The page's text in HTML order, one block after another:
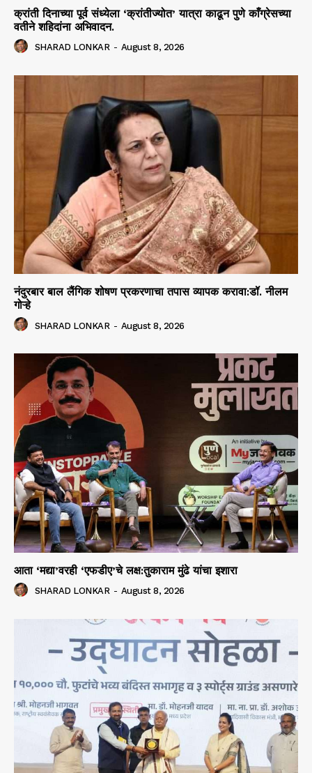
क्रांती दिनाच्या पूर्व संध्येला ‘क्रांतीज्योत’ यात्रा काढून पुणे काँग्रेसच्या
वतीने शहिदांना अभिवादन.
SHARAD LONKAR - August 8, 2026
नंदुरबार बाल लैंगिक शोषण प्रकरणाचा तपास व्यापक करावा:डॉ. नीलम
गोऱ्हे
SHARAD LONKAR - August 8, 2026
आता ‘मद्या’वरही ‘एफडीए’चे लक्ष:तुकाराम मुंढे यांचा इशारा
SHARAD LONKAR - August 8, 2026